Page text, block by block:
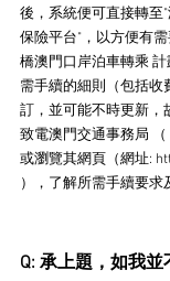
後，系統便可直接轉至
保險平台"，以方便有
橋澳門口岸泊車轉乘
需手續的細則（包括收
訂，並可能不時更新，
致電澳門交通事務局
或瀏覽其網頁（網址:
），了解所需手續要求
Q: 承上題，如我